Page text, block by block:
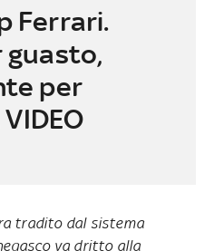
Ferrari.
per
tradito dal sistema
va dritto alla